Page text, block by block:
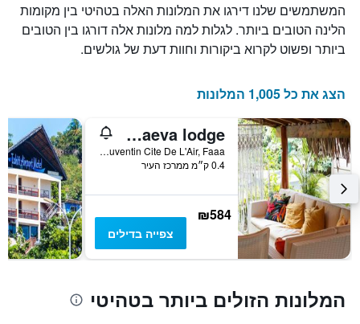
הימים
שנותרו
עד
התרשים
1
ציר
Y
המציג
את
מחיר
הממוצע
של
חדר
המשתמשים שלנו דירגו את המלונות האלה בטהיטי בין מקומות
הלינה הטובים ביותר. לגלות למה מלונות אלה דורגו בין הטובים
ביותר ופשוט לקרוא ביקורות וחוות דעת של גולשים.
הצג את כל 1,005 המלונות
Manaeva lodge
Lot 13 Juventin Cite De L'Air, Faaa, פולינזיה הצרפתית
0.4 ק״מ ממרכז העיר
₪584
צפייה בדילים
המלונות הזולים ביותר בטהיטי